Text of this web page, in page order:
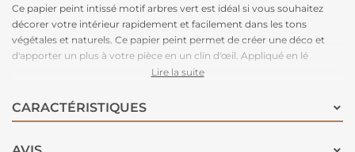
Ce papier peint intissé motif arbres vert est idéal si vous souhaitez
décorer votre intérieur rapidement et facilement dans les tons
végétales et naturels. Ce papier peint permet de créer une déco et
d'apporter un plus à votre pièce en un clin d'œil. Appliqué en lé
unique ou sur tout un pan de mur, l'effet est immédiatement réussi !
savonneuse. Plus besoin de table à tapisser, la colle se met
directement sur le mur. L’intissé ne demande pas de préparation
Lire la suite
CARACTÉRISTIQUES